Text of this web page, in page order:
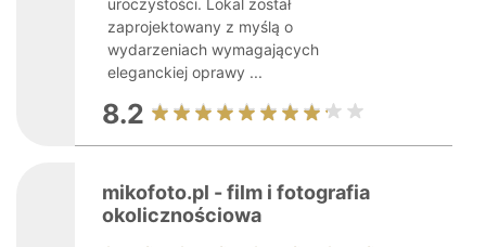
uroczystości. Lokal został
zaprojektowany z myślą o
wydarzeniach wymagających
eleganckiej oprawy ...
8.2
mikofoto.pl - film i fotografia
okolicznościowa